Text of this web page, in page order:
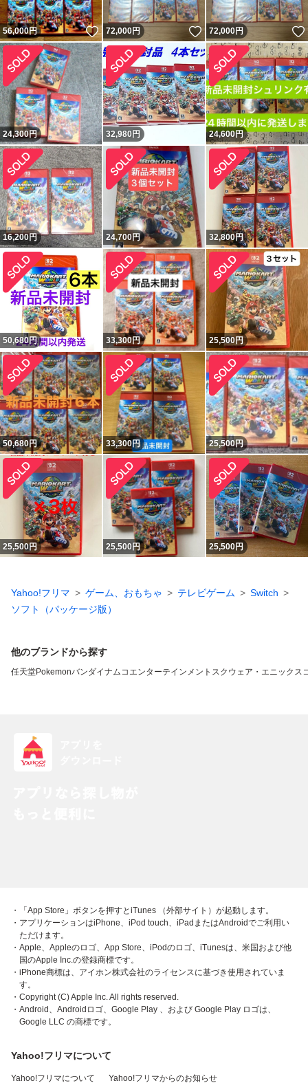
56,000円 いいね！
72,000円 いいね！
72,000円
24,300円 32,980 円 24,600円
16,200円 24,700円 32,800円
50,680円 33,300円 25,500円
50,680円 33,300円 25,500円
25,500円 25,500円 25,500円
Yahoo!フリマ ゲーム、おもちゃ テレビゲーム
Switch
ソフト（パッケージ版）
他のブランドから探す
任天堂Pokemonバンダイナムコエンターテインメント スクウェア・エニックス
・「App Store」ボタンを押すとiTunes （外部サイト）が起動します。
・アプリケーションはiPhone、iPod touch、iPadまたはAndroidでご利用い
ただけます。
・Apple、Appleのロゴ、App Store、iPodのロゴ、iTunesは、米国および他
国のApple Inc.の登録商標です。
・iPhone商標は、アイホン株式会社のライセンスに基づき使用されていま
す。
・Copyright (C) Apple Inc. All rights reserved.
・Android、Androidロゴ、Google Play 、および Google Play ロゴは、
Google LLC の商標です。
Yahoo!フリマについて
Yahoo!フリマについて Yahoo!フリマからのお知らせ